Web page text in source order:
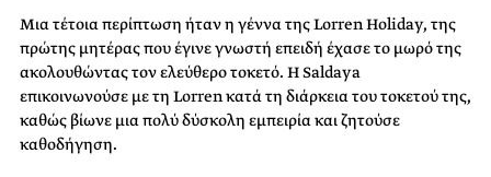
Μια τέτοια περίπτωση ήταν η γέννα της Lorren Holiday, της
πρώτης μητέρας που έγινε γνωστή επειδή έχασε το μωρό της
ακολουθώντας τον ελεύθερο τοκετό. Η Saldaya
επικοινωνούσε με τη Lorren κατά τη διάρκεια του τοκετού της,
καθώς βίωνε μια πολύ δύσκολη εμπειρία και ζητούσε
καθοδήγηση.